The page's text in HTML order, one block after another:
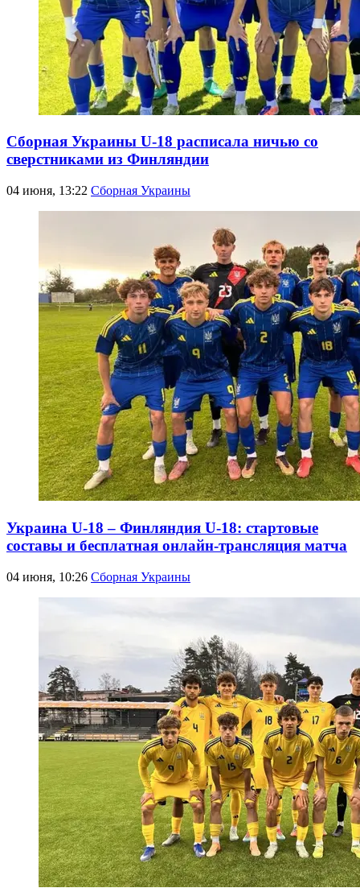
Сборная Украины U-18 расписала ничью со
сверстниками из Финляндии
04 июня, 13:22 Сборная Украины
Украина U-18 – Финляндия U-18: стартовые
составы и бесплатная онлайн-трансляция матча
04 июня, 10:26 Сборная Украины